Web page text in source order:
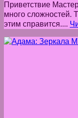
Приветствие
много сложностей.
этим справится....